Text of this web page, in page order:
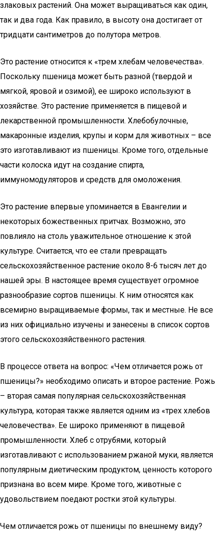
злаковых растений. Она может выращиваться как один,
так и два года. Как правило, в высоту она достигает от
тридцати сантиметров до полутора метров.
Это растение относится к «трем хлебам человечества».
Поскольку пшеница может быть разной (твердой и
мягкой, яровой и озимой), ее широко используют в
хозяйстве. Это растение применяется в пищевой и
лекарственной промышленности. Хлебобулочные,
макаронные изделия, крупы и корм для животных – все
это изготавливают из пшеницы. Кроме того, отдельные
части колоска идут на создание спирта,
иммуномодуляторов и средств для омоложения.
Это растение впервые упоминается в Евангелии и
некоторых божественных притчах. Возможно, это
повлияло на столь уважительное отношение к этой
культуре. Считается, что ее стали превращать
сельскохозяйственное растение около 8-6 тысяч лет до
нашей эры. В настоящее время существует огромное
разнообразие сортов пшеницы. К ним относятся как
всемирно выращиваемые формы, так и местные. Не все
из них официально изучены и занесены в список сортов
этого сельскохозяйственного растения.
В процессе ответа на вопрос: «Чем отличается рожь от
пшеницы?» необходимо описать и второе растение. Рожь
– вторая самая популярная сельскохозяйственная
культура, которая также является одним из «трех хлебов
человечества». Ее широко применяют в пищевой
промышленности. Хлеб с отрубями, который
изготавливают с использованием ржаной муки, является
популярным диетическим продуктом, ценность которого
признана во всем мире. Кроме того, животные с
удовольствием поедают ростки этой культуры.
Чем отличается рожь от пшеницы по внешнему виду?